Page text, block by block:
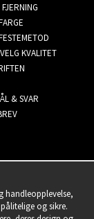
KVALITET
& SVAR
handleopplevelse,
og sikre.